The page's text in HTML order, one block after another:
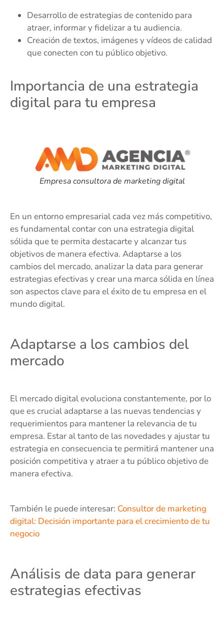
Desarrollo de estrategias de contenido para
atraer, informar y fidelizar a tu audiencia.
Creación de textos, imágenes y vídeos de calidad
que conecten con tu público objetivo.
Importancia de una estrategia
digital para tu empresa
Empresa consultora de marketing digital
En un entorno empresarial cada vez más competitivo,
es fundamental contar con una estrategia digital
sólida que te permita destacarte y alcanzar tus
objetivos de manera efectiva. Adaptarse a los
cambios del mercado, analizar la data para generar
estrategias efectivas y crear una marca sólida en línea
son aspectos clave para el éxito de tu empresa en el
mundo digital.
Adaptarse a los cambios del
mercado
El mercado digital evoluciona constantemente, por lo
que es crucial adaptarse a las nuevas tendencias y
requerimientos para mantener la relevancia de tu
empresa. Estar al tanto de las novedades y ajustar tu
estrategia en consecuencia te permitirá mantener una
posición competitiva y atraer a tu público objetivo de
manera efectiva.
También le puede interesar: Consultor de marketing
digital: Decisión importante para el crecimiento de tu
negocio
Análisis de data para generar
estrategias efectivas